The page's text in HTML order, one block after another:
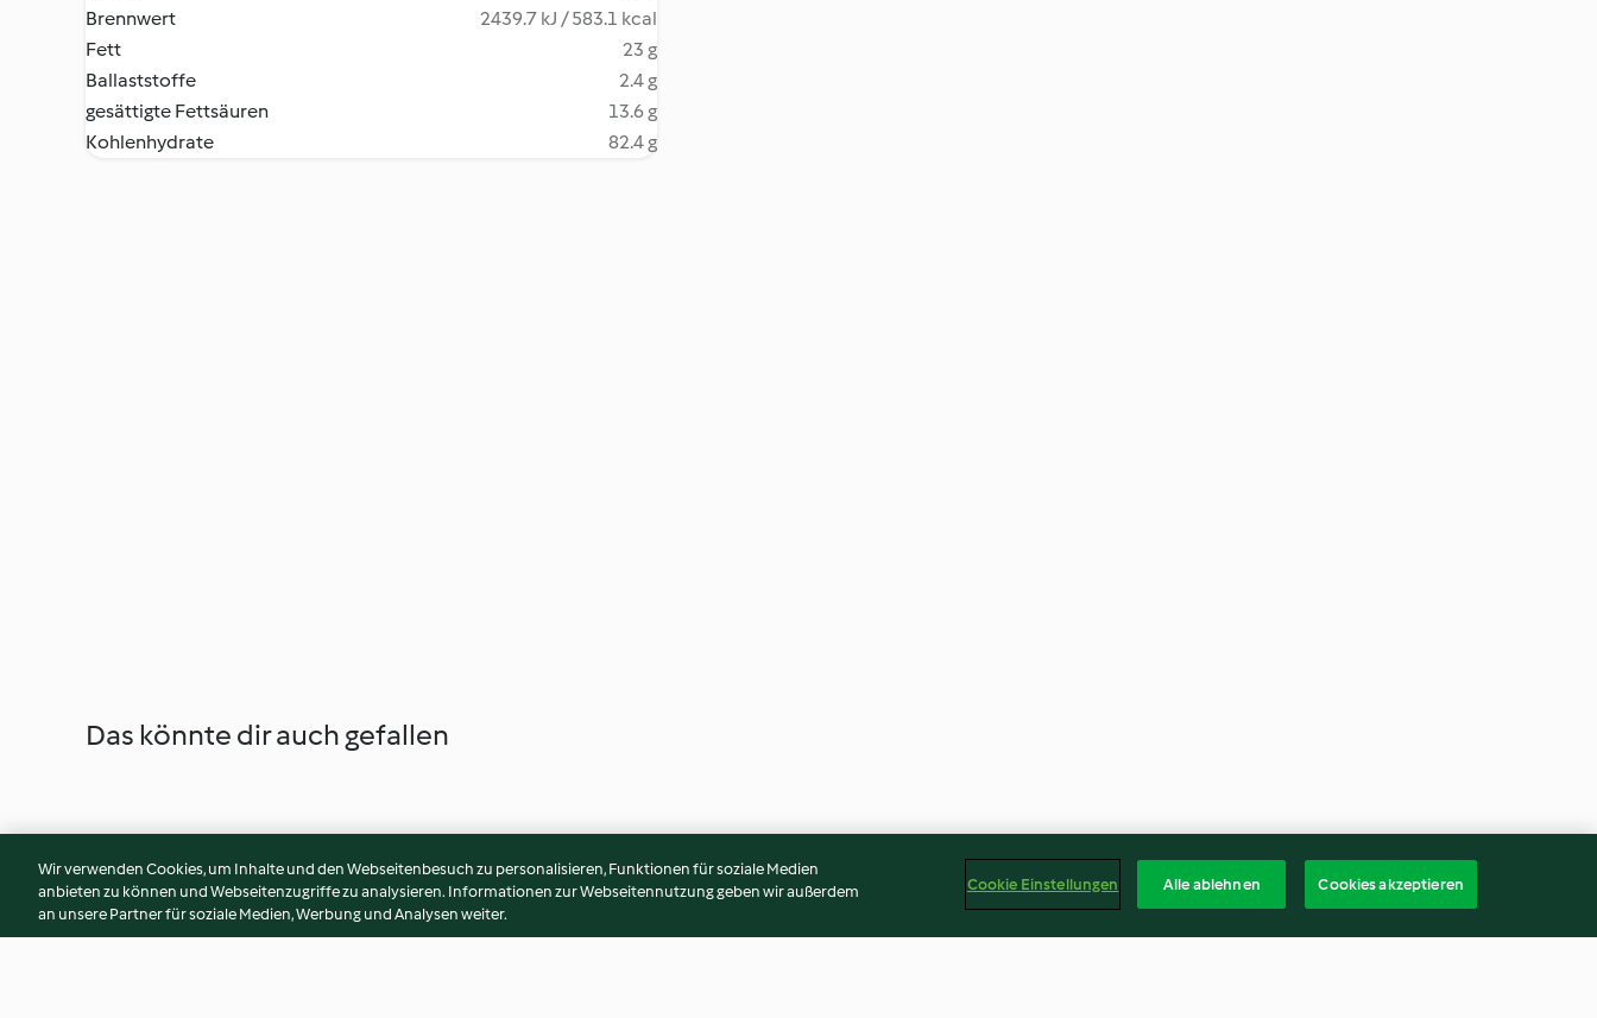
Brennwert
2439.7 kJ / 583.1 kcal
Fett
23 g
Ballaststoffe
2.4 g
gesättigte Fettsäuren
13.6 g
Kohlenhydrate
82.4 g
Das könnte dir auch gefallen
Wir verwenden Cookies, um Inhalte und den Webseitenbesuch zu personalisieren, Funktionen für soziale Medien
anbieten zu können und Webseitenzugriffe zu analysieren. Informationen zur Webseitennutzung geben wir außerdem
an unsere Partner für soziale Medien, Werbung und Analysen weiter.
Cookie Einstellungen Alle ablehnen Cookies akzeptieren